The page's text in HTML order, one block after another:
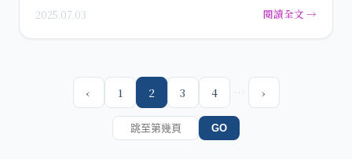
2025.07.03 閱讀全文 →
‹ 1 2 3 4 … ›
GO